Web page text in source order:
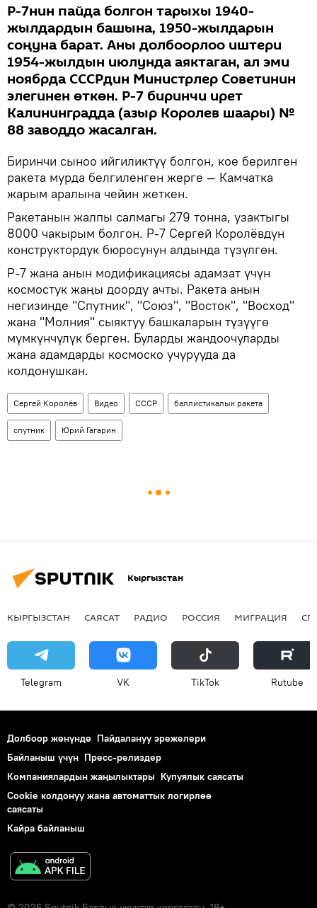
Р-7нин пайда болгон тарыхы 1940-
жылдардын башына, 1950-жылдарын
соңуна барат. Аны долбоорлоо иштери
1954-жылдын июлунда аяктаган, ал эми
ноябрда СССРдин Министрлер Советинин
элегинен өткөн. Р-7 биринчи ирет
Калининградда (азыр Королев шаары) №
88 заводдо жасалган.
Биринчи сыноо ийгиликтүү болгон, кое берилген
ракета мурда белгиленген жерге — Камчатка
жарым аралына чейин жеткен.
Ракетанын жалпы салмагы 279 тонна, узактыгы
8000 чакырым болгон. Р-7 Сергей Королёвдун
конструктордук бюросунун алдында түзүлгөн.
Р-7 жана анын модификациясы адамзат үчүн
космостук жаңы доорду ачты. Ракета анын
негизинде "Спутник", "Союз", "Восток", "Восход"
жана "Молния" сыяктуу башкаларын түзүүгө
мүмкүнчүлүк берген. Буларды жандоочуларды
жана адамдарды космоско учурууда да
колдонушкан.
Сергей Королёв Видео СССР баллистикалык ракета
спутник Юрий Гагарин
Кыргызстан
КЫРГЫЗСТАН САЯСАТ РАДИО РОССИЯ МИГРАЦИЯ
Telegram VK ТikТоk Rutube
Долбоор жөнүндө Пайдалануу эрежелери
Байланыш үчүн Пресс-релиздер
Компаниялардын жаңылыктары Купуялык саясаты
Cookie колдонуу жана автоматтык логирлөө
саясаты
Кайра байланыш